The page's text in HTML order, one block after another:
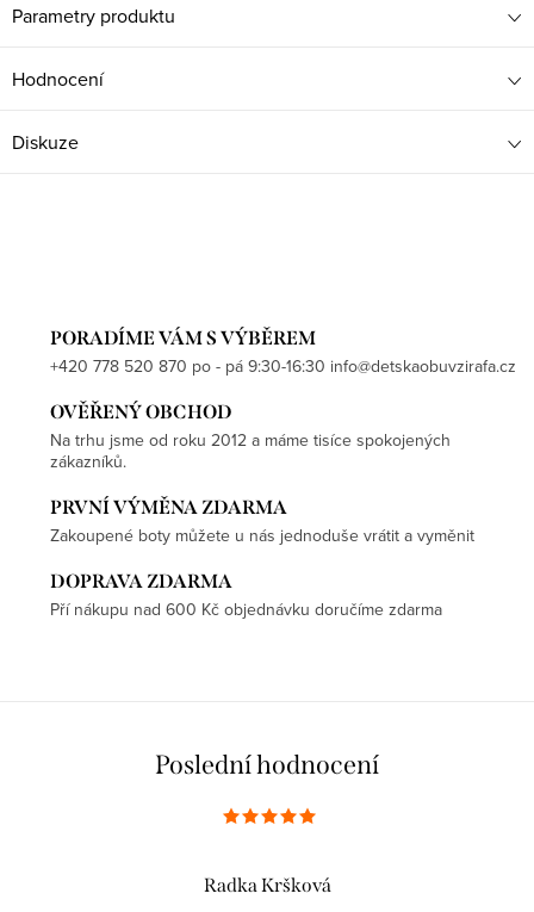
Parametry produktu
Hodnocení
Diskuze
PORADÍME VÁM S VÝBĚREM
+420 778 520 870 po - pá 9:30-16:30 info@detskaobuvzirafa.cz
OVĚŘENÝ OBCHOD
Na trhu jsme od roku 2012 a máme tisíce spokojených
zákazníků.
PRVNÍ VÝMĚNA ZDARMA
Zakoupené boty můžete u nás jednoduše vrátit a vyměnit
DOPRAVA ZDARMA
Pří nákupu nad 600 Kč objednávku doručíme zdarma
Poslední hodnocení
Radka Kršková